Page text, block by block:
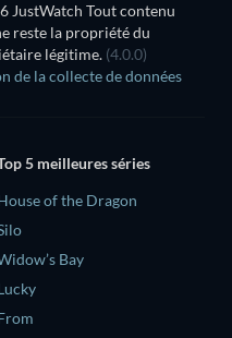
JustWatch Tout contenu
reste la propriété du
légitime. (4.0.0)
de la collecte de données
5 meilleures séries
of the Dragon
Bay